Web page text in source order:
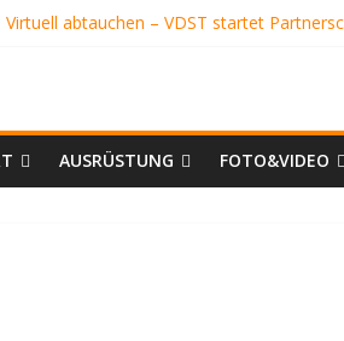
Virtuell abtauchen – VDST startet
DER WEISSABGLEICH
AUSRÜSTUNG FOTO&VIDEO